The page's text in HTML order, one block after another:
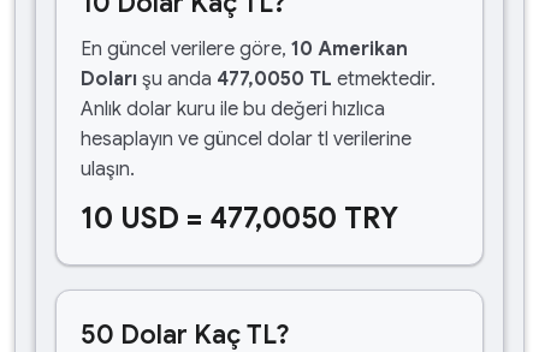
En güncel verilere göre, 10 Amerikan
Doları şu anda 477,0050 TL etmektedir.
Anlık dolar kuru ile bu değeri hızlıca
hesaplayın ve güncel dolar tl verilerine
ulaşın.
10 USD = 477,0050 TRY
50 Dolar Kaç TL?